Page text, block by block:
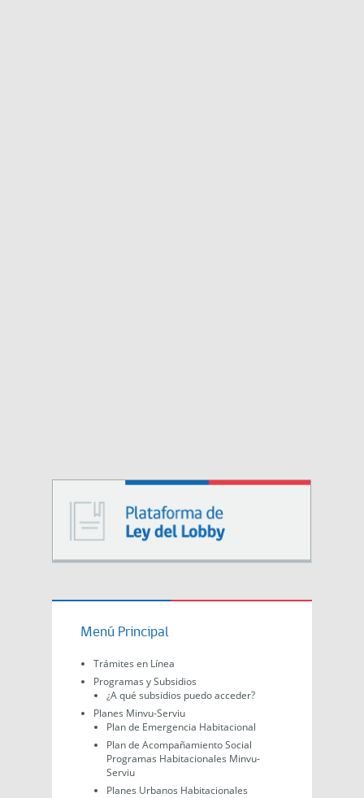
Menú Principal
Trámites en Línea
Programas y Subsidios
¿A qué subsidios puedo acceder?
Planes Minvu-Serviu
Plan de Emergencia Habitacional
Plan de Acompañamiento Social
Programas Habitacionales Minvu-
Serviu
Planes Urbanos Habitacionales